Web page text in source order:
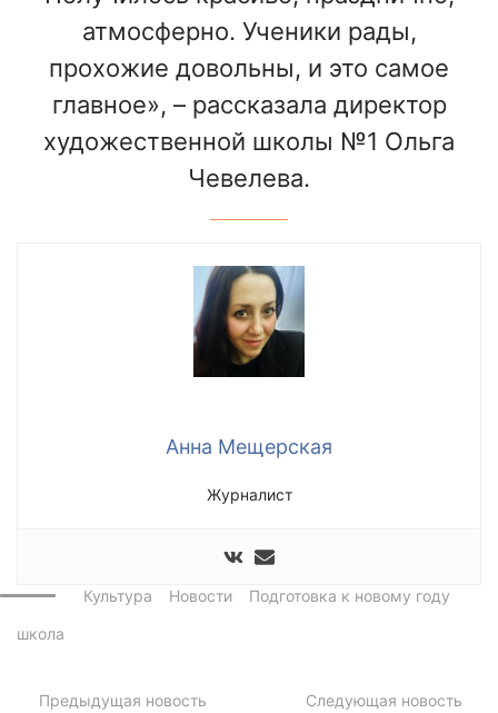
атмосферно. Ученики рады,
прохожие довольны, и это самое
главное», – рассказала директор
художественной школы №1 Ольга
Чевелева.
Анна Мещерская
Журналист
Культура Новости
Подготовка к новому году
школа
Предыдущая новость Следующая новость